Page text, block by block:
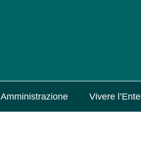
Amministrazione Vivere l’Ente